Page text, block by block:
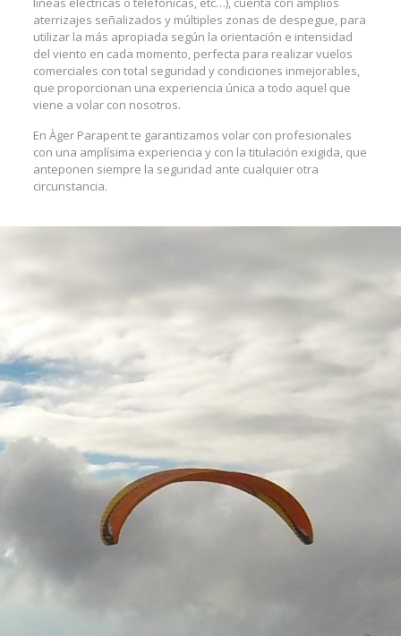
aterrizajes señalizados y múltiples zonas de despegue, para
utilizar la más apropiada según la orientación e intensidad
del viento en cada momento, perfecta para realizar vuelos
comerciales con total seguridad y condiciones inmejorables,
que proporcionan una experiencia única a todo aquel que
viene a volar con nosotros.
En Àger Parapent te garantizamos volar con profesionales
con una amplísima experiencia y con la titulación exigida, que
anteponen siempre la seguridad ante cualquier otra
circunstancia.